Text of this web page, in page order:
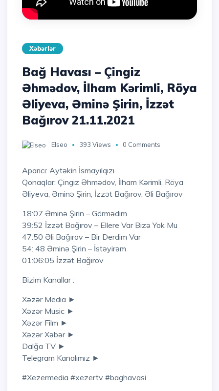
Xəbərlər
Bağ Havası – Çingiz
Əhmədov, İlham Kərimli, Röya
Əliyeva, Əminə Şirin, İzzət
Bağırov 21.11.2021
Elseo 393 Views 0 Comments
Aparıcı: Aytəkin İsmayılqızı
Qonaqlar: Çingiz Əhmədov, İlham Kərimli, Röya
Əliyeva, Əminə Şirin, İzzət Bağırov, Əli Bağırov
18:07 Əminə Şirin – Görmədim
39:52 İzzət Bağırov – Ellere Var Bizə Yok Mu
47:50 Əli Bağırov – Bir Derdim Var
54: 48 Əminə Şirin – İstəyirəm
01:06:05 İzzət Bağırov
Bizim Kanallar :
Xəzər Media ►
Xəzər Music ►
Xəzər Film ►
Xəzər Xəbər ►
Dalğa TV ►
Telegram Kanalımız ►
#xezermedia #xezertv #baghavasi